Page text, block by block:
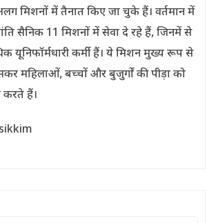
मिशनों में तैनात किए जा चुके हैं। वर्तमान में
सैनिक 11 मिशनों में सेवा दे रहे हैं, जिनमें से
यूनिफॉर्मधारी कर्मी हैं। ये मिशन मुख्य रूप से
महिलाओं, बच्चों और बुजुर्गों की पीड़ा को
हैं।